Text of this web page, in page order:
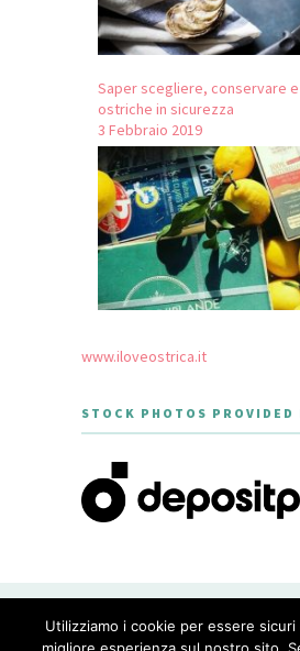
Saper scegliere, conservare
ostriche in sicurezza
3 Febbraio 2019
www.iloveostrica.it
STOCK PHOTOS PROVIDED
GOURMET - THEME
Utilizziamo i cookie per essere